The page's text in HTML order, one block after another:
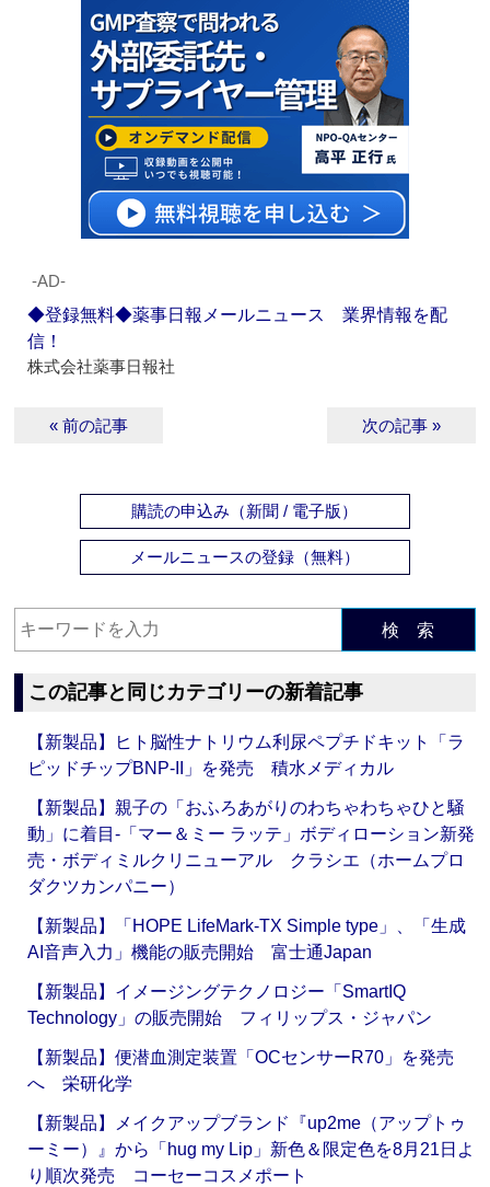
‐AD‐
◆登録無料◆薬事日報メールニュース 業界情報を配
信！
株式会社薬事日報社
« 前の記事 次の記事 »
購読の申込み（新聞 / 電子版）
メールニュースの登録（無料）
検 索
この記事と同じカテゴリーの新着記事
【新製品】ヒト脳性ナトリウム利尿ペプチドキット「ラ
ピッドチップBNP-II」を発売 積水メディカル
【新製品】親子の「おふろあがりのわちゃわちゃひと騒
動」に着目‐「マー＆ミー ラッテ」ボディローション新発
売・ボディミルクリニューアル クラシエ（ホームプロ
ダクツカンパニー）
【新製品】「HOPE LifeMark-TX Simple type」、「生成
AI音声入力」機能の販売開始 富士通Japan
【新製品】イメージングテクノロジー「SmartIQ
Technology」の販売開始 フィリップス・ジャパン
【新製品】便潜血測定装置「OCセンサーR70」を発売
へ 栄研化学
【新製品】メイクアップブランド『up2me（アップトゥ
ーミー）』から「hug my Lip」新色＆限定色を8月21日よ
り順次発売 コーセーコスメポート